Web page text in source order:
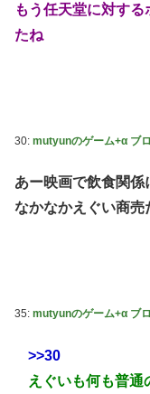
もう任天堂に対す
たね
30: mutyunのゲーム+α ブ
あー映画で飲食関
なかなかえぐい商売
35: mutyunのゲーム+α ブ
>>30
えぐいも何も普